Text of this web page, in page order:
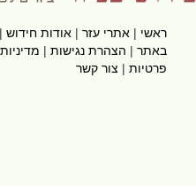
אתרי עזר|אודות חידוש|פרסם
הצהרת נגישות|מדיניות
|צור קשר